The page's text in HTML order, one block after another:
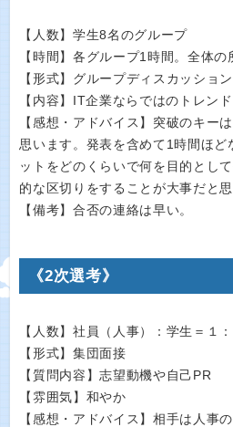
【人数】学生8名のグループ
【時間】各グループ1時間。全体の
【形式】グループディスカッション
【内容】IT企業ならではのトレン
【感想・アドバイス】突破のキー
思います。発表を含めて1時間ほ
ットをどのくらいで何を目的とし
的な区切りをすることが大事だと思
【備考】合否の連絡は早い。
《2次選考》
【人数】社員（人事）：学生＝１
【形式】集団面接
【質問内容】志望動機や自己PR
【雰囲気】和やか
【感想・アドバイス】相手は人事